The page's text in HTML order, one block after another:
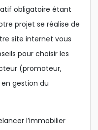
obligatoire étant
projet se réalise de
site internet vous
pour choisir les
(promoteur,
gestion du
l’immobilier